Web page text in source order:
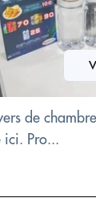
de
ici. Pro...